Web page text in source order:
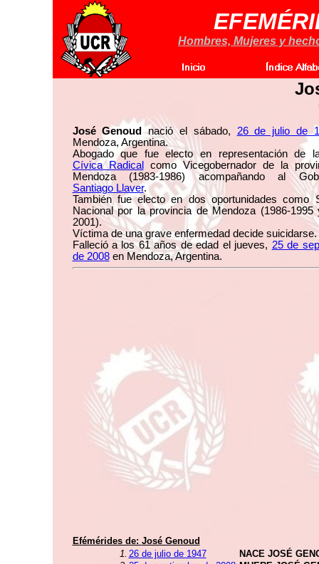
Hombres, Mujeres y
José Genoud nació el sábado, 26 de julio de
Mendoza, Argentina.
Abogado que fue electo en representación de
Cívica Radical
como Vicegobernador de la
Mendoza (1983-1986) acompañando al
Santiago Llaver.
También fue electo en dos oportunidades como
Nacional por la provincia de Mendoza (1986-1995
2001).
Víctima de una grave enfermedad decide suicidarse.
Falleció a los 61 años de edad el jueves, 25 de
de 2008en Mendoza, Argentina.
Efémérides de: José Genoud
1. 26 de julio de 1947
NACE JOSÉ